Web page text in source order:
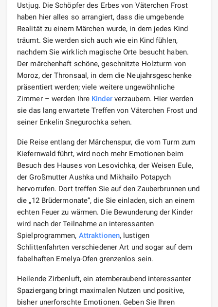
Ustjug. Die Schöpfer des Erbes von Väterchen Frost
haben hier alles so arrangiert, dass die umgebende
Realität zu einem Märchen wurde, in dem jedes Kind
träumt. Sie werden sich auch wie ein Kind fühlen,
nachdem Sie wirklich magische Orte besucht haben.
Der märchenhaft schöne, geschnitzte Holzturm von
Moroz, der Thronsaal, in dem die Neujahrsgeschenke
präsentiert werden; viele weitere ungewöhnliche
Zimmer – werden Ihre Kinderverzaubern. Hier werden
sie das lang erwartete Treffen von Väterchen Frost und
seiner Enkelin Snegurochka sehen.
Die Reise entlang der Märchenspur, die vom Turm zum
Kiefernwald führt, wird noch mehr Emotionen beim
Besuch des Hauses von Lesovichka, der Weisen Eule,
der Großmutter Aushka und Mikhailo Potapych
hervorrufen. Dort treffen Sie auf den Zauberbrunnen und
die „12 Brüdermonate“, die Sie einladen, sich an einem
echten Feuer zu wärmen. Die Bewunderung der Kinder
wird nach der Teilnahme an interessanten
Spielprogrammen, Attraktionen, lustigen
Schlittenfahrten verschiedener Art und sogar auf dem
fabelhaften Emelya-Ofen grenzenlos sein.
Heilende Zirbenluft, ein atemberaubend interessanter
Spaziergang bringt maximalen Nutzen und positive,
bisher unerforschte Emotionen. Geben Sie Ihren